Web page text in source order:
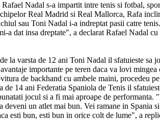
Nadal s-a impartit intre tenis si fotbal,
Real Madrid si Real Mallorca, Rafa
sau Toni Nadal i-a indreptat pasii catre
a dat insa dreptate", a declarat Rafael Nadal
la varsta de 12 ani Toni Nadal il sfatuieste sa
importante pe teren daca va lovi
de backhand cu ambele maini, procedeu
de 14 ani Federatia Spaniola de Tenis il
jocul si a fi mai aproape de performanta.
deveni un atlet mai bun. Vei ramane in Spania
esti bun, esti bun in orice colt de lume", a